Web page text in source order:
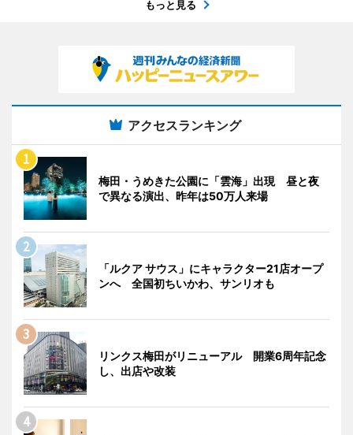
もっと見る
アクセスランキング
梅田・うめきた公園に「雲海」出現 昼と夜
で異なる演出、昨年は50万人来場
「ルクア サウス」にキャラクター21店オープ
ンへ 全国初ちいかわ、サンリオも
リンクス梅田がリニューアル 開業6周年記念
し、出店や改装